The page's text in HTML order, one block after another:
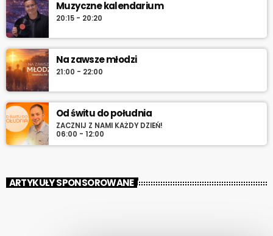
Muzyczne kalendarium
20:15 - 20:20
Na zawsze młodzi
21:00 - 22:00
Od świtu do południa
ZACZNIJ Z NAMI KAŻDY DZIEŃ!
06:00 - 12:00
ARTYKUŁY SPONSOROWANE